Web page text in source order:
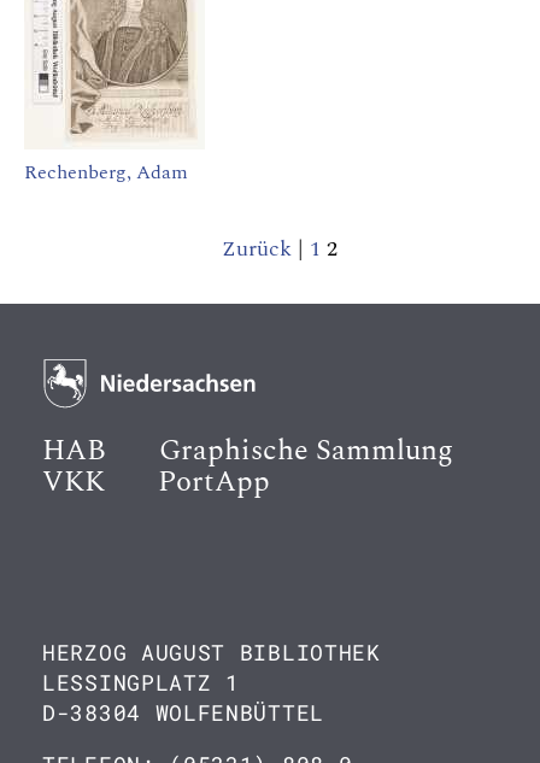
Rechenberg, Adam
Zurück| 1 2
HAB Graphische Sammlung
VKK PortApp
HERZOG AUGUST BIBLIOTHEK
LESSINGPLATZ 1
D-38304 WOLFENBÜTTEL